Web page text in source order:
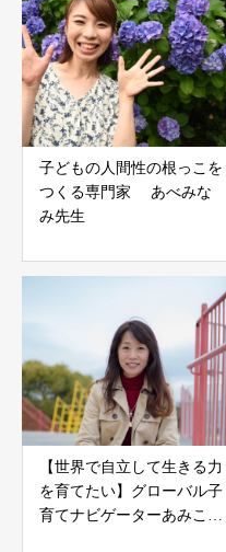
子どもの人間性の根っこを
つくる専門家 あべみな
み先生
【世界で自立して生きる力
を育てたい】グローバル子
育てナビゲーターあみこ先